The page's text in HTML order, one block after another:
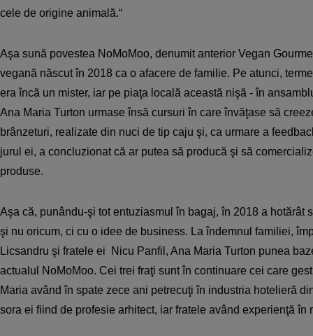
cele de origine animală.“
Aşa sună povestea NoMoMoo, denumit anterior Vegan
vegană născut în 2018 ca o afacere de familie. Pe atunci,
era încă un mister, iar pe piaţa locală această nişă - în
Ana Maria Turton urmase însă cursuri în care învăţase să
brânzeturi, realizate din nuci de tip caju şi, ca urmare a
jurul ei, a concluzionat că ar putea să producă şi să
produse.
Aşa că, punându-şi tot entuziasmul în bagaj, în 2018 a hotărât
şi nu oricum, ci cu o idee de business. La îndemnul familiei,
Licsandru şi fratele ei Nicu Panfil, Ana Maria Turton punea
actualul NoMoMoo. Cei trei fraţi sunt în continuare cei care
Maria având în spate zece ani petrecuţi în industria hotelieră
sora ei fiind de profesie arhitect, iar fratele având experienţă în